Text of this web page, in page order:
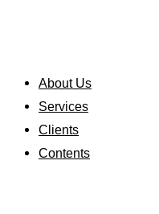
About Us
Services
Clients
Contents